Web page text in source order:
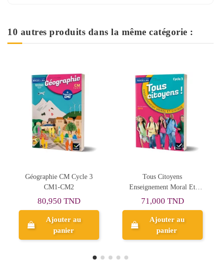
10 autres produits dans la même catégorie :
Tous Citoyens
Enseignement Moral Et
Civique CM1, CM2, 6e
71,000 TND
Ajouter au
panier
Outils Pour Les Maths CM2
63,300 TND
Aperçu